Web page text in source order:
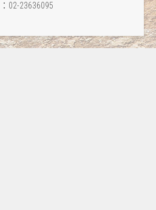
02-23636095